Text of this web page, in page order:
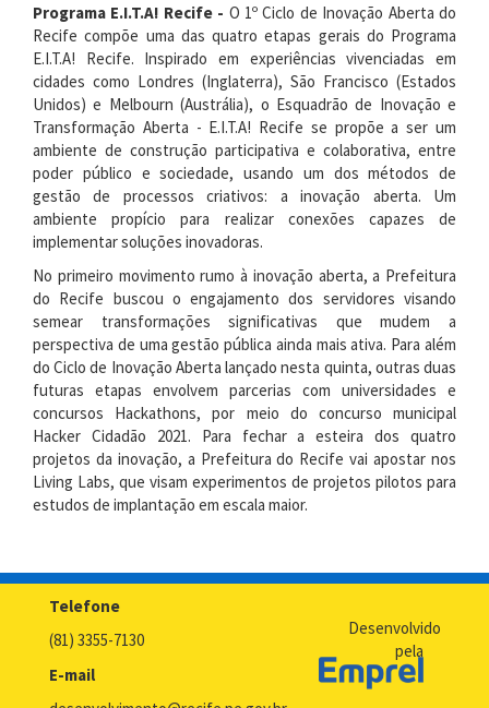
Programa E.I.T.A! Recife - O 1º Ciclo de Inovação Aberta do
Recife compõe uma das quatro etapas gerais do Programa
E.I.T.A! Recife. Inspirado em experiências vivenciadas em
cidades como Londres (Inglaterra), São Francisco (Estados
Unidos) e Melbourn (Austrália), o Esquadrão de Inovação e
Transformação Aberta - E.I.T.A! Recife se propõe a ser um
ambiente de construção participativa e colaborativa, entre
poder público e sociedade, usando um dos métodos de
gestão de processos criativos: a inovação aberta. Um
ambiente propício para realizar conexões capazes de
implementar soluções inovadoras.
No primeiro movimento rumo à inovação aberta, a Prefeitura
do Recife buscou o engajamento dos servidores visando
semear transformações significativas que mudem a
perspectiva de uma gestão pública ainda mais ativa. Para além
do Ciclo de Inovação Aberta lançado nesta quinta, outras duas
futuras etapas envolvem parcerias com universidades e
concursos Hackathons, por meio do concurso municipal
Hacker Cidadão 2021. Para fechar a esteira dos quatro
projetos da inovação, a Prefeitura do Recife vai apostar nos
Living Labs, que visam experimentos de projetos pilotos para
estudos de implantação em escala maior.
Telefone
(81) 3355-7130
E-mail
Desenvolvido
pela